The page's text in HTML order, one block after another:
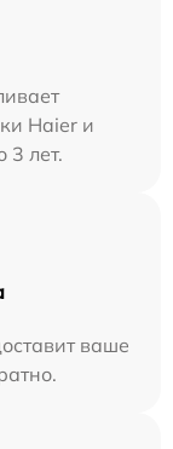
Haier и
3 лет.
ваше